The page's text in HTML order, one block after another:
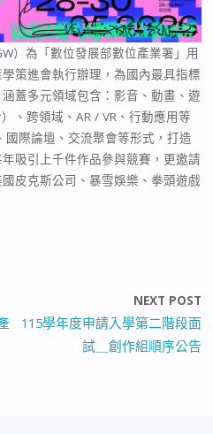
）為「數位發展部數位產業署」用
策進會執行辦理，為國內最具指標
蓋多元領域包含：影音、動畫、遊
、跨領域、AR / VR、行動應用等
際論壇、交流聚會等形式，打造
吸引上千件作品參與競賽，更邀請
皮克斯公司、暴雪娛樂、拳頭遊戲
NEXT POST
115學年度申請入學第二階段面
試＿創作組順序公告